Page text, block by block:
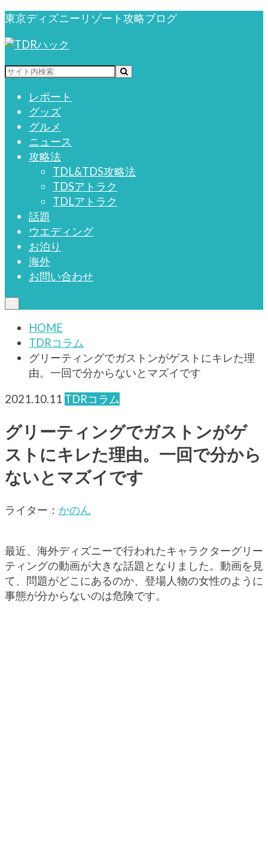
東京ディズニーリゾート攻略ブログ
レポート
グッズ
グルメ
ニュース
攻略法
TDL&TDS攻略法
TDSアトラク
TDLアトラク
話題
ウエディング
お泊り
海外
お問い合わせ
HOME
TDRコラム
グリーティングでガストンがゲストにキレた理
由。一回で分からないとマズイです
2021.10.11 TDRコラム
グリーティングでガストンがゲ
ストにキレた理由。一回で分から
ないとマズイです
ライター： かのん
最近、海外ディズニーで行われたキャラクターグリー
ティングの動画が大きな話題となりました。動画を見
て、問題がどこにあるのか、登場人物の女性のように
事態が分からないのは危険です。